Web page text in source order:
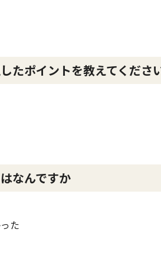
たポイントを教えてくださ
なんですか
た